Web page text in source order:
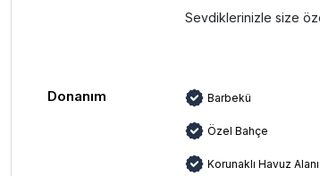
Sevdiklerinizle size
Donanım Barbekü
Özel Bahçe
Korunaklı Havuz